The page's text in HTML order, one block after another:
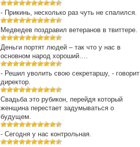
- Прикинь, несколько раз чуть не спалился.
Медведев поздравил ветеранов в твиттере.
Деньги портят людей – так что у нас в
основном народ хороший….
- Решил уволить свою секретаршу, - говорит
директор.
Свадьба это рубикон, перейдя который
женщина перестает задумываться о
будущем.
- Сегодня у нас контрольная.